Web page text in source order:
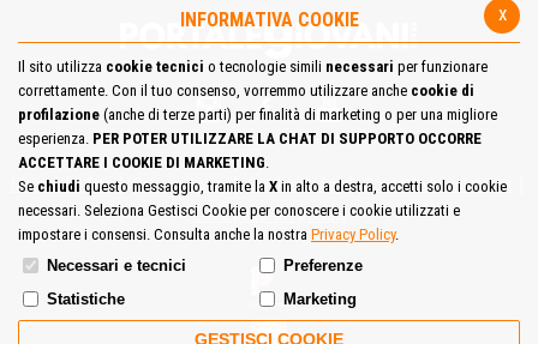
Mappa del Sito Privacy Policy Cookie Policy
Contatta la redazione
Cosa pensi del portale
x
INFORMATIVA COOKIE
Il sito utilizza cookie tecnici o tecnologie simili necessari per funzionare
correttamente. Con il tuo consenso, vorremmo utilizzare anche cookie di
profilazione (anche di terze parti) per finalità di marketing o per una migliore
esperienza. PER POTER UTILIZZARE LA CHAT DI SUPPORTO OCCORRE
ACCETTARE I COOKIE DI MARKETING.
Se chiudi questo messaggio, tramite la X in alto a destra, accetti solo i cookie
necessari. Seleziona Gestisci Cookie per conoscere i cookie utilizzati e
impostare i consensi. Consulta anche la nostra Privacy Policy.
Necessari e tecnici
Preferenze
Statistiche
Marketing
GESTISCI COOKIE